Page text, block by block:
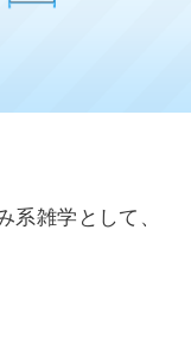
系雑学として、